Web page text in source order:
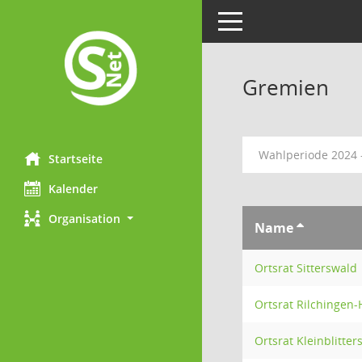
Startseite
Kalender
Organisation
Toggle navigation
Gremien
Wahlperiode 2024
Name
Ortsrat Sitterswald
Ortsrat Rilchingen-
Ortsrat